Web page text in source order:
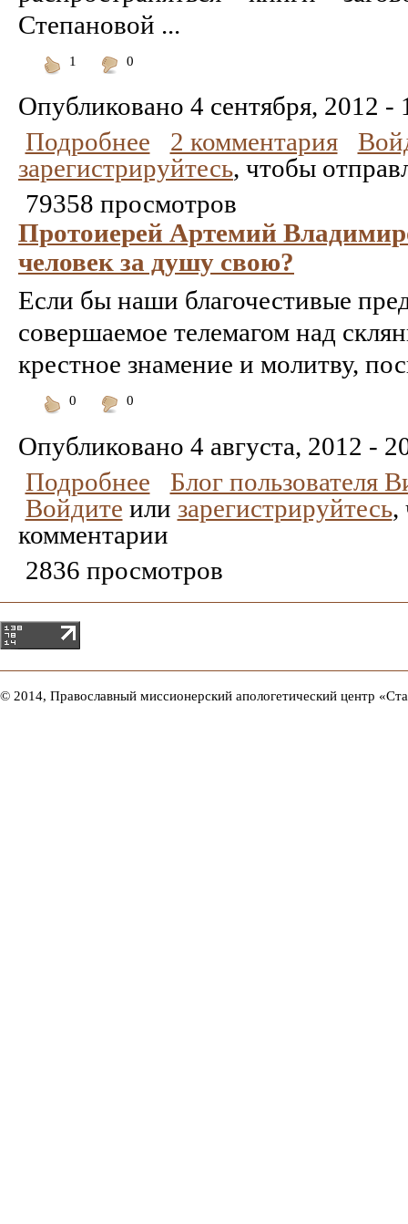
Степановой ...
1
0
Опубликовано 4 сентября, 2012 -
Подробнее
2 комментария
зарегистрируйтесь, чтобы
79358 просмотров
Протоиерей Артемий
человек за душу свою?
Если бы наши благочестивые
совершаемое телемагом над
крестное знамение и молитву,
0
0
Опубликовано 4 августа, 2012 -
Подробнее
Блог пользователя
Войдите или зарегистрируйтесь,
комментарии
2836 просмотров
© 2014, Православный миссионерский апологетический центр